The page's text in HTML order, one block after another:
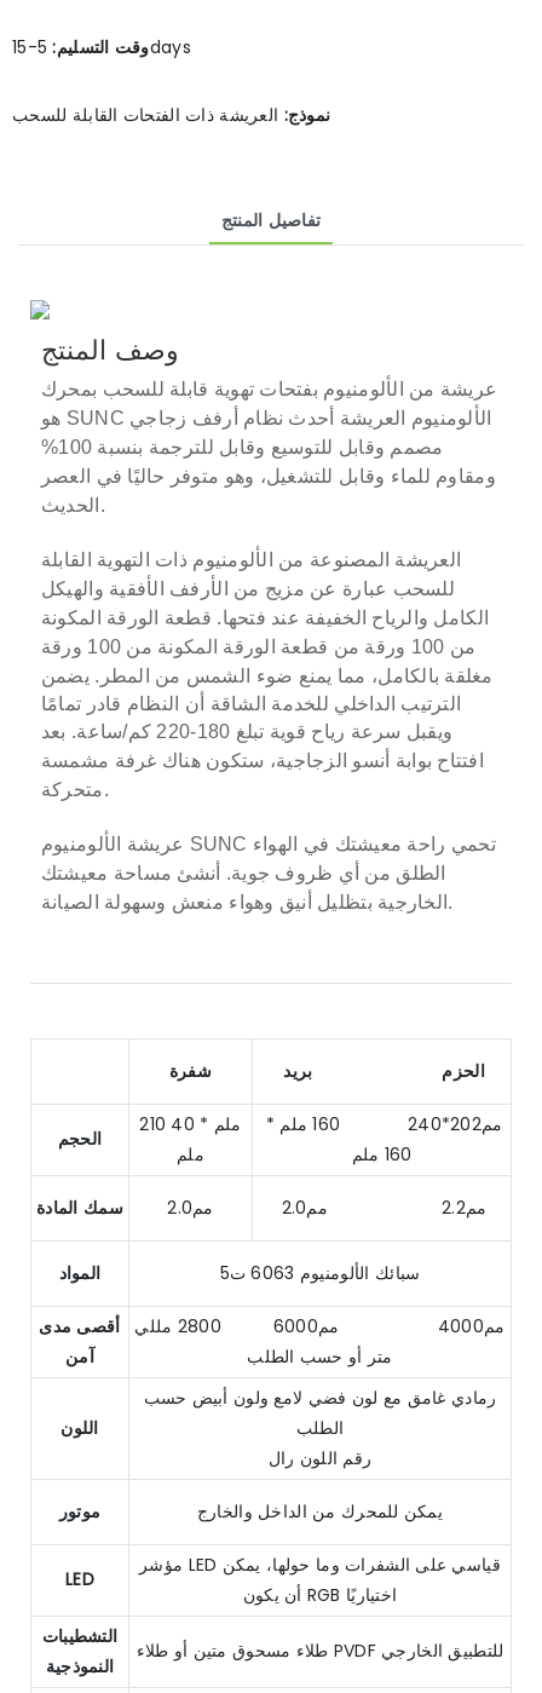
وقت التسليم:5-15days
نموذج: العريشة ذات الفتحات القابلة للسحب
تفاصيل المنتج
وصف المنتج
عريشة من الألومنيوم بفتحات تهوية قابلة للسحب بمحرك
هو SUNC الألومنيوم
العريشة
أحدث نظام أرفف زجاجي
مصمم وقابل للتوسيع وقابل للترجمة بنسبة 100%
ومقاوم للماء وقابل للتشغيل، وهو متوفر حاليًا في العصر
الحديث.
العريشة المصنوعة من الألومنيوم ذات التهوية القابلة
للسحب عبارة عن مزيج من الأرفف الأفقية والهيكل
الكامل والرياح الخفيفة عند فتحها. قطعة الورقة المكونة
من 100 ورقة من قطعة الورقة المكونة من 100 ورقة
مغلقة بالكامل، مما يمنع ضوء الشمس من المطر. يضمن
الترتيب الداخلي للخدمة الشاقة أن النظام قادر تمامًا
ويقبل سرعة رياح قوية تبلغ 180-220 كم/ساعة.
بعد
افتتاح بوابة أنسو الزجاجية، ستكون هناك غرفة مشمسة
متحركة.
عريشة الألومنيوم SUNC تحمي راحة معيشتك في الهواء
الطلق من أي ظروف جوية. أنشئ مساحة معيشتك
الخارجية بتظليل أنيق وهواء منعش وسهولة الصيانة.
شفرة الحزم بريد
الحجم
210 ملم * 40
ملم
160 ملم
سمك المادة مم2.0 مم2.2 مم2.0
المواد سبائك الألومنيوم 6063 ت5
أقصى مدى
آمن
مم4000 مم6000 2800 مللي
متر أو حسب الطلب
اللون
رمادي غامق مع لون فضي لامع ولون أبيض حسب
الطلب
رقم اللون رال
موتور يمكن للمحرك من الداخل والخارج
LED
مؤشر LED قياسي على الشفرات وما حولها، يمكن
أن يكون RGB اختياريًا
التشطيبات
النموذجية
طلاء مسحوق متين أو طلاء PVDF للتطبيق الخارجي